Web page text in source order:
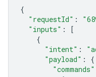
{
"requestId" :
"inputs" :
[
{
"intent" :
"payload" :
{
"commands"